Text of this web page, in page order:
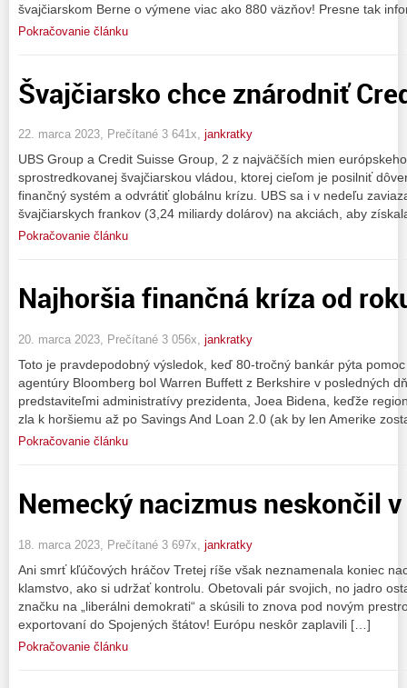
švajčiarskom Berne o výmene viac ako 880 väzňov! Presne tak
Pokračovanie článku
Švajčiarsko chce znárodniť
22. marca 2023, Prečítané 3 641x, jankratky
UBS Group a Credit Suisse Group, 2 z najväčších mien
sprostredkovanej švajčiarskou vládou, ktorej cieľom je posilniť
finančný systém a odvrátiť globálnu krízu. UBS sa i v nedeľu
švajčiarskych frankov (3,24 miliardy dolárov) na akciách, aby
Pokračovanie článku
Najhoršia finančná kríza od
20. marca 2023, Prečítané 3 056x, jankratky
Toto je pravdepodobný výsledok, keď 80-tročný bankár pýta
agentúry Bloomberg bol Warren Buffett z Berkshire v posledných
predstaviteľmi administratívy prezidenta, Joea Bidena, keďže
zla k horšiemu až po Savings And Loan 2.0 (ak by len Amerike
Pokračovanie článku
Nemecký nacizmus neskončil
18. marca 2023, Prečítané 3 697x, jankratky
Ani smrť kľúčových hráčov Tretej ríše však neznamenala koniec
klamstvo, ako si udržať kontrolu. Obetovali pár svojich, no jadro
značku na „liberálni demokrati“ a skúsili to znova pod novým
exportovaní do Spojených štátov! Európu neskôr zaplavili […]
Pokračovanie článku